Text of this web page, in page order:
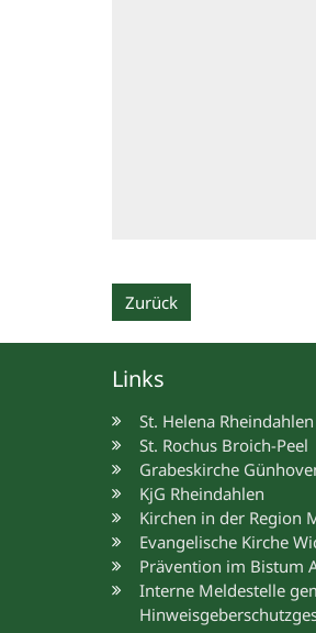
Zurück
Links
St. Helena Rheindahlen
St. Rochus Broich-Peel
Grabeskirche
KjG Rheindahlen
Kirchen in der Region
Evangelische Kirche
Prävention im Bistum
Interne Meldestelle